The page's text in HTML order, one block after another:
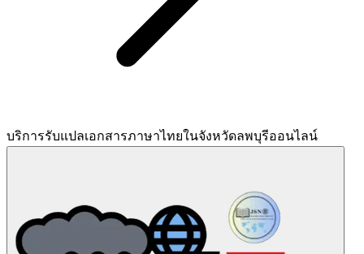
บริการรับแปลเอกสารภาษาไทยในจังหวัดลพบุรีออนไลน์